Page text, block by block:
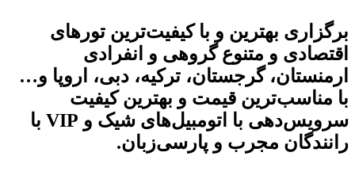
برگزاری بهترین و با کیفیت‌ترین تورهای
اقتصادی و متنوع گروهی و انفرادی
ارمنستان، گرجستان، ترکیه، دبی، اروپا و…
با مناسب‌ترین قیمت و بهترین کیفیت
سرویس‌دهی با اتومبیل‌های شیک و VIP با
رانندگان مجرب و پارسی‌زبان.